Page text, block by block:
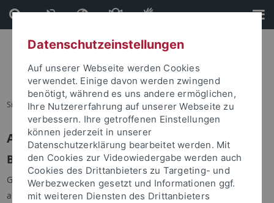
Direkt
zum
Inhalt
Direkt
zur
Fußleiste
Sie sind hier: Startseite
Anmelden
Benutzeranmeldung
Geben Sie Ihren Benutzernamen und Ihr Passwort an um sich
anzumelden:
Datenschutzeinstellungen
Auf unserer Webseite werden Cookies
verwendet. Einige davon werden zwingend
benötigt, während es uns andere ermöglichen,
Ihre Nutzererfahrung auf unserer Webseite zu
verbessern. Ihre getroffenen Einstellungen
können jederzeit in unserer
Datenschutzerklärung bearbeitet werden. Mit
den Cookies zur Videowiedergabe werden auch
Cookies des Drittanbieters zu Targeting- und
Werbezwecken gesetzt und Informationen ggf.
mit weiteren Diensten des Drittanbieters